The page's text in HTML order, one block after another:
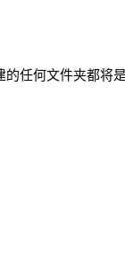
任何文件夹都将